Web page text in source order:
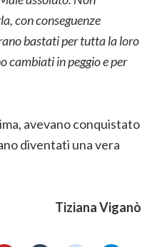
con conseguenze
bastati per tutta la loro
cambiati in peggio e per
avevano conquistato
diventati una vera
Tiziana Viganò